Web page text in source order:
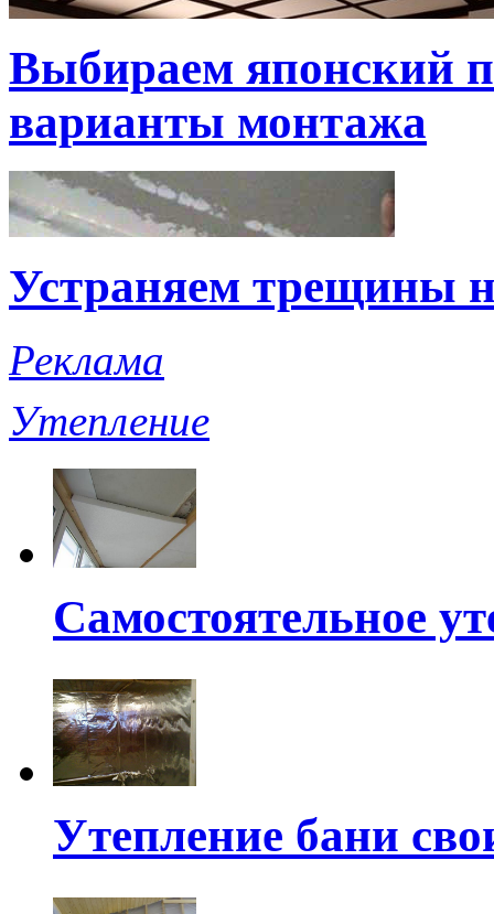
Выбираем японский
варианты монтажа
Устраняем трещины
Реклама
Утепление
Самостоятельное
Утепление бани